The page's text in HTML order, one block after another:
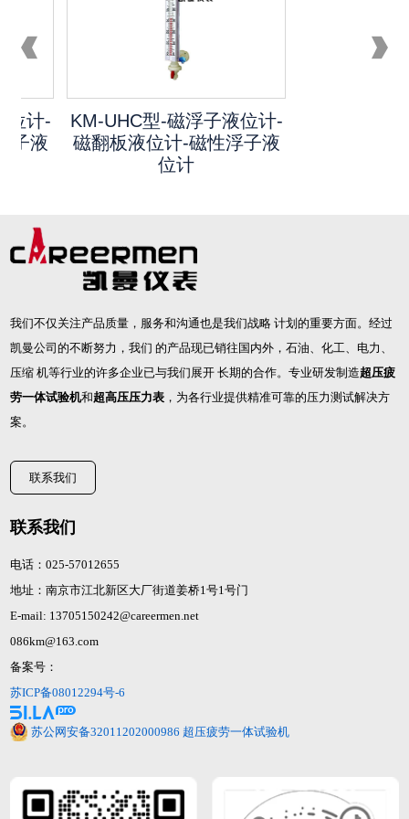
KM-UHC型-磁浮子液位计-
磁翻板液位计-磁性浮子液
位计
我们不仅关注产品质量，服务和沟通也是我们战略 计划的重要方面。经过
凯曼公司的不断努力，我们 的产品现已销往国内外，石油、化工、电力、
压缩 机等行业的许多企业已与我们展开 长期的合作。专业研发制造超压疲
劳一体试验机和超高压压力表 ，为各行业提供精准可靠的压力测试解决方
案。
联系我们
联系我们
电话：025-57012655
地址：南京市江北新区大厂街道姜桥1号1号门
E-mail: 13705150242@careermen.net
086km@163.com
备案号：
苏ICP备08012294号-6
苏公网安备32011202000986 超压疲劳一体试验机